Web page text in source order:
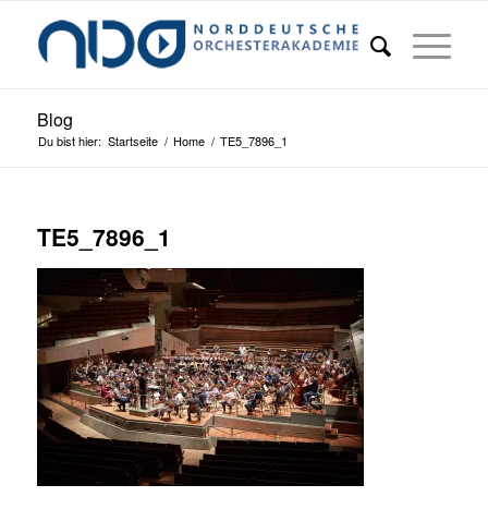
Blog
Du bist hier: Startseite / Home / TE5_7896_1
TE5_7896_1